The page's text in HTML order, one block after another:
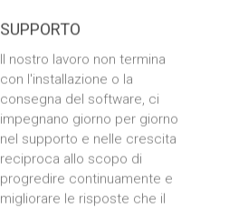
SUPPORTO
Il nostro lavoro non termina
con l'installazione o la
consegna del software, ci
impegnano giorno per giorno
nel supporto e nelle crescita
reciproca allo scopo di
progredire continuamente e
migliorare le risposte che il